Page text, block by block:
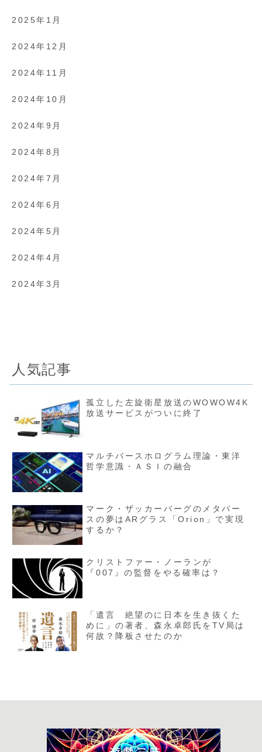
2025年1月
2024年12月
2024年11月
2024年10月
2024年9月
2024年8月
2024年7月
2024年6月
2024年5月
2024年4月
2024年3月
人気記事
孤立した左旋衛星放送のWOWOW4K
放送サービスがついに終了
マルチバースホログラム理論・東洋
哲学意識・ＡＳＩの融合
マーク・ザッカーバーグのメタバー
スの夢はARグラス「Orion」で実現
するか？
クリストファー・ノーランが
『007』の監督をやる確率は？
「遺言 絶望のに日本を生き抜くた
めに」の著者、森永卓郎氏をTV局は
何故？降板させたのか